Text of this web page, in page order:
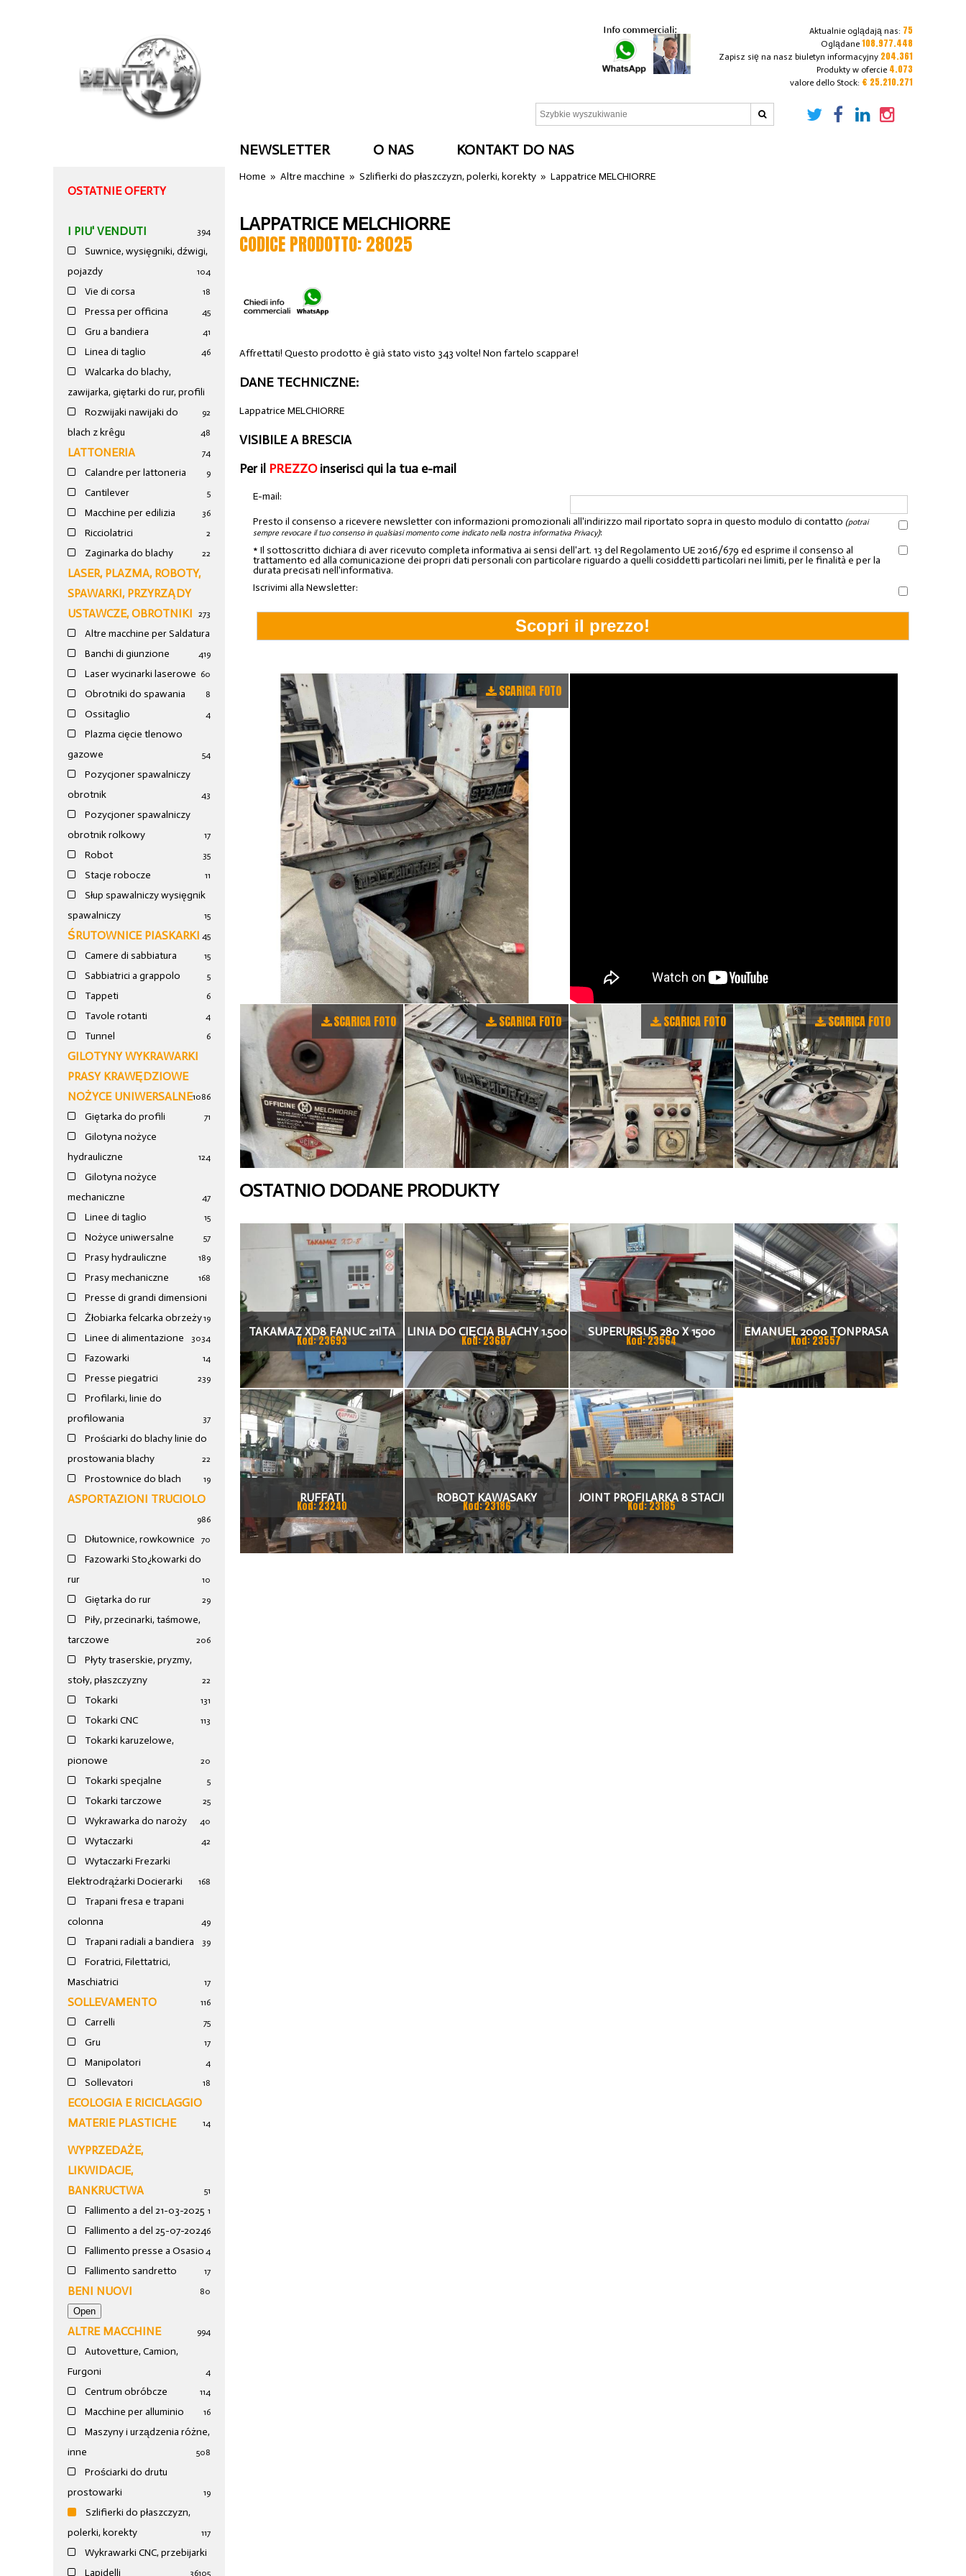
Aktualnie oglądają nas: 75
Oglądane 108.977.448
Zapisz się na nasz biuletyn informacyjny 204.361
Produkty w ofercie 4.073
valore dello Stock: € 25.210.271
NEWSLETTER O NAS KONTAKT DO NAS
OSTATNIE OFERTY
I PIU' VENDUTI 394
Suwnice, wysięgniki, dźwigi,
pojazdy
104
Vie di corsa 18
Pressa per officina 45
Gru a bandiera 41
Linea di taglio 46
Walcarka do blachy,
zawijarka, giętarki do rur, profili
92
Rozwijaki nawijaki do
blach z krêgu
48
LATTONERIA 74
Calandre per lattoneria 9
Cantilever 5
Macchine per edilizia 36
Ricciolatrici 2
Zaginarka do blachy 22
LASER, PLAZMA, ROBOTY,
SPAWARKI, PRZYRZĄDY
USTAWCZE, OBROTNIKI
273
Altre macchine per Saldatura
19
Banchi di giunzione 4
Laser wycinarki laserowe 60
Obrotniki do spawania 8
Ossitaglio 4
Plazma cięcie tlenowo
gazowe
54
Pozycjoner spawalniczy
obrotnik
43
Pozycjoner spawalniczy
obrotnik rolkowy
17
Robot 35
Stacje robocze 11
Słup spawalniczy wysięgnik
spawalniczy
15
ŚRUTOWNICE PIASKARKI 45
Camere di sabbiatura 15
Sabbiatrici a grappolo 5
Tappeti 6
Tavole rotanti 4
Tunnel 6
GILOTYNY WYKRAWARKI
PRASY KRAWĘDZIOWE
NOŻYCE UNIWERSALNE1086
Giętarka do profili 71
Gilotyna nożyce
hydrauliczne
124
Gilotyna nożyce
mechaniczne
47
Linee di taglio 15
Nożyce uniwersalne 57
Prasy hydrauliczne 189
Prasy mechaniczne 168
Presse di grandi dimensioni
19
Żłobiarka felcarka obrzeży
34
Linee di alimentazione 30
Fazowarki 14
Presse piegatrici 239
Profilarki, linie do
profilowania
37
Prościarki do blachy linie do
prostowania blachy
22
Prostownice do blach 19
ASPORTAZIONI TRUCIOLO
986
Dłutownice, rowkownice 70
Fazowarki Sto¿kowarki do
rur
10
Giętarka do rur 29
Piły, przecinarki, taśmowe,
tarczowe
206
Płyty traserskie, pryzmy,
stoły, płaszczyzny
22
Tokarki 131
Tokarki CNC 113
Tokarki karuzelowe,
pionowe
20
Tokarki specjalne 5
Tokarki tarczowe 25
Wykrawarka do naroży 40
Wytaczarki 42
Wytaczarki Frezarki
Elektrodrążarki Docierarki
168
Trapani fresa e trapani
colonna
49
Trapani radiali a bandiera 39
Foratrici, Filettatrici,
Maschiatrici
17
SOLLEVAMENTO 116
Carrelli 75
Gru 17
Manipolatori 4
Sollevatori 18
ECOLOGIA E RICICLAGGIO
MATERIE PLASTICHE
14
WYPRZEDAŻE,
LIKWIDACJE,
BANKRUCTWA
51
Fallimento a del 21-03-2025 1
Fallimento a del 25-07-20246
Fallimento presse a Osasio 4
Fallimento sandretto 17
BENI NUOVI 80
ALTRE MACCHINE 994
Autovetture, Camion,
Furgoni
4
Centrum obróbcze 114
Macchine per alluminio 16
Maszyny i urządzenia różne,
inne
508
Prościarki do drutu
prostowarki
19
Szlifierki do płaszczyzn,
polerki, korekty
117
Wykrawarki CNC, przebijarki
105
Lapidelli 36
Home »Altre macchine »Szlifierki do płaszczyzn, polerki, korekty »Lappatrice MELCHIORRE
LAPPATRICE MELCHIORRE
CODICE PRODOTTO: 28025
Affrettati! Questo prodotto è già stato visto 343 volte! Non fartelo scappare!
DANE TECHNICZNE:
Lappatrice MELCHIORRE
VISIBILE A BRESCIA
Per il PREZZOinserisci qui la tua e-mail
E-mail:
Presto il consenso a ricevere newsletter con informazioni promozionali all'indirizzo mail riportato sopra in questo modulo di contatto (potrai
sempre revocare il tuo consenso in qualsiasi momento come indicato nella nostra informativa Privacy):
* Il sottoscritto dichiara di aver ricevuto completa informativa ai sensi dell'art. 13 del Regolamento UE 2016/679 ed esprime il consenso al
trattamento ed alla comunicazione dei propri dati personali con particolare riguardo a quelli cosiddetti particolari nei limiti, per le finalità e per la
durata precisati nell'informativa.
Iscrivimi alla Newsletter:
SCARICA FOTO
SCARICA FOTO SCARICA FOTO SCARICA FOTO SCARICA FOTO
OSTATNIO DODANE PRODUKTY
TAKAMAZ XD8 FANUC 21ITA
TOKARKA CNC
Kod: 23693
LINIA DO CIĘCIA BLACHY 1.500
X 1,5 (2,5) MM
Kod: 23687
SUPERURSUS 280 X 1500
TOKARKA
Kod: 23564
EMANUEL 2000 TONPRASA
HYDRAULICZNA 3200 X 2000
Kod: 23557
RUFFATI
Kod: 23240
ROBOT KAWASAKY
Kod: 23186
JOINT PROFILARKA 8 STACJI
Kod: 23185